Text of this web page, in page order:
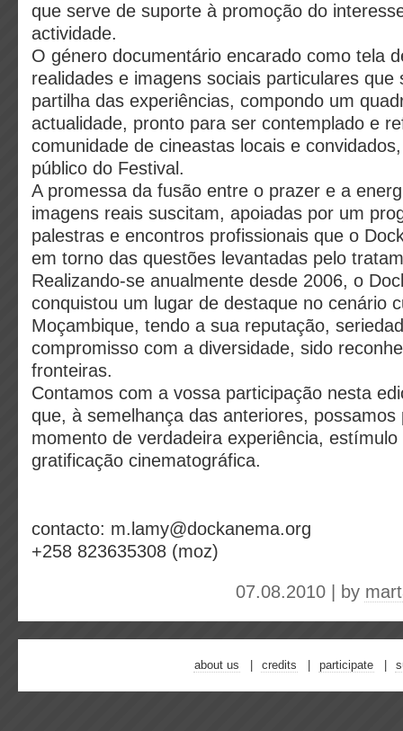
que serve de suporte à promoção do
actividade.
O género documentário encarado como tela
realidades e imagens sociais particulares que
partilha das experiências, compondo um
actualidade, pronto para ser contemplado e
comunidade de cineastas locais e
público do Festival.
A promessa da fusão entre o prazer e a
imagens reais suscitam, apoiadas por um
palestras e encontros profissionais que o
em torno das questões levantadas pelo
Realizando-se anualmente desde 2006, o
conquistou um lugar de destaque no cenário
Moçambique, tendo a sua reputação,
compromisso com a diversidade, sido
fronteiras.
Contamos com a vossa participação nesta
que, à semelhança das anteriores, possamos
momento de verdadeira experiência, estímulo
gratificação cinematográfica.
contacto: m.lamy@dockanema.org
+258 823635308 (moz)
07.08.2010 | by
about us credits participate